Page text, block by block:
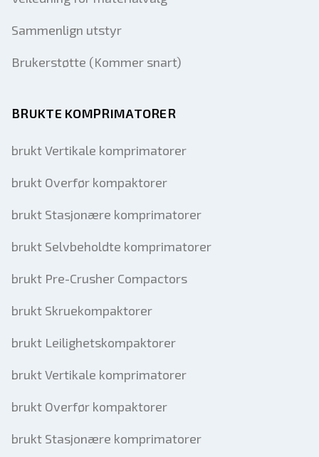
Sammenlign utstyr
Brukerstøtte (Kommer snart)
BRUKTE KOMPRIMATORER
brukt Vertikale komprimatorer
brukt Overfør kompaktorer
brukt Stasjonære komprimatorer
brukt Selvbeholdte komprimatorer
brukt Pre-Crusher Compactors
brukt Skruekompaktorer
brukt Leilighetskompaktorer
brukt Vertikale komprimatorer
brukt Overfør kompaktorer
brukt Stasjonære komprimatorer